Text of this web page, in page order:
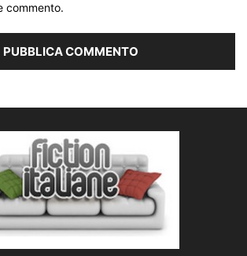
commento.